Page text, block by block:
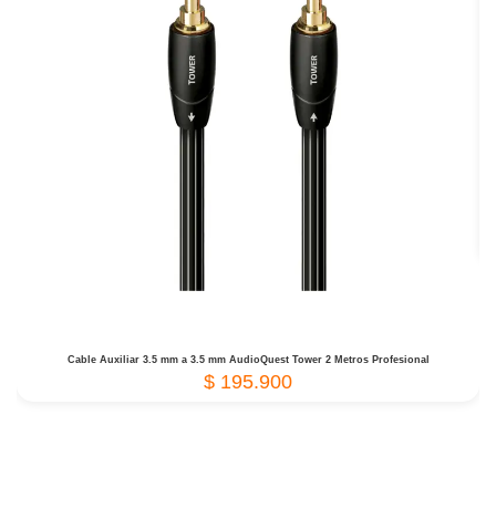
Cable Auxiliar 3.5 mm a 3.5 mm AudioQuest Tower 2 Metros Profesional
$ 195.900